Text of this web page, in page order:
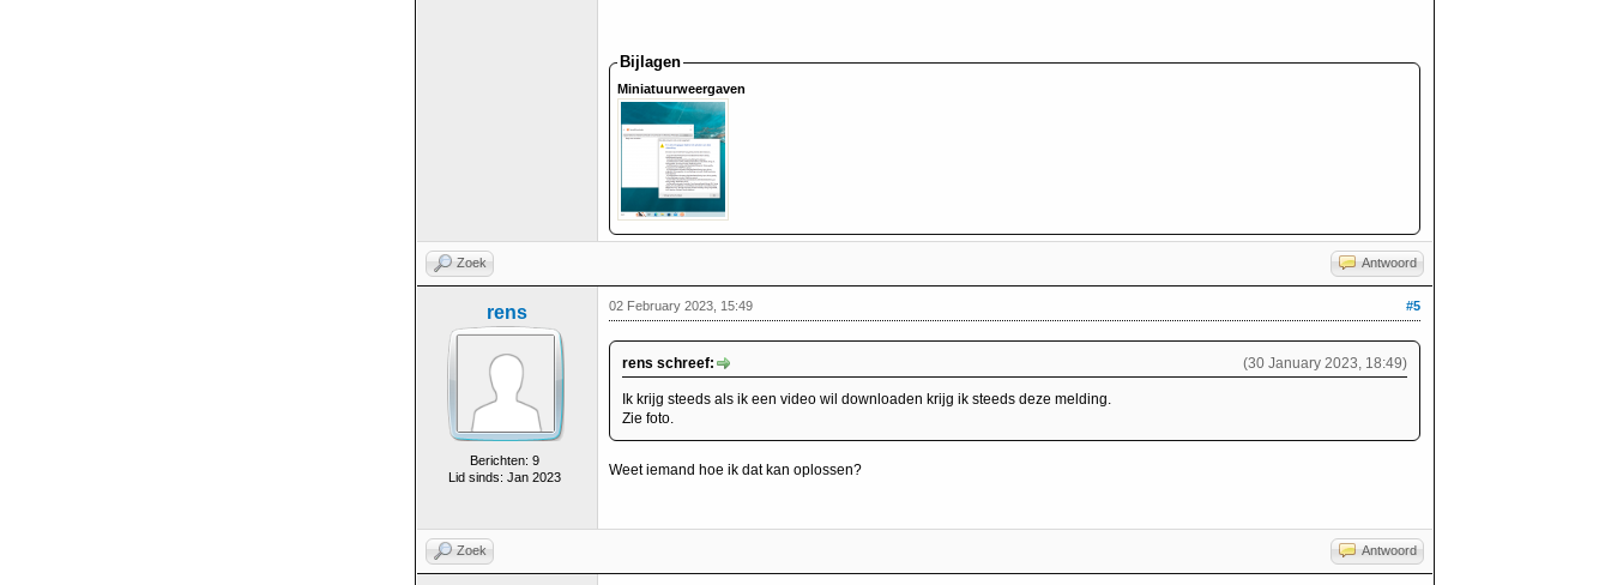
Bijlagen
Miniatuurweergaven
Zoek Antwoord
rens
Berichten: 9
Lid sinds: Jan 2023
#5
02 February 2023, 15:49
(30 January 2023, 18:49)
rens schreef:
Ik krijg steeds als ik een video wil downloaden krijg ik steeds deze melding.
Zie foto.
Weet iemand hoe ik dat kan oplossen?
Zoek Antwoord